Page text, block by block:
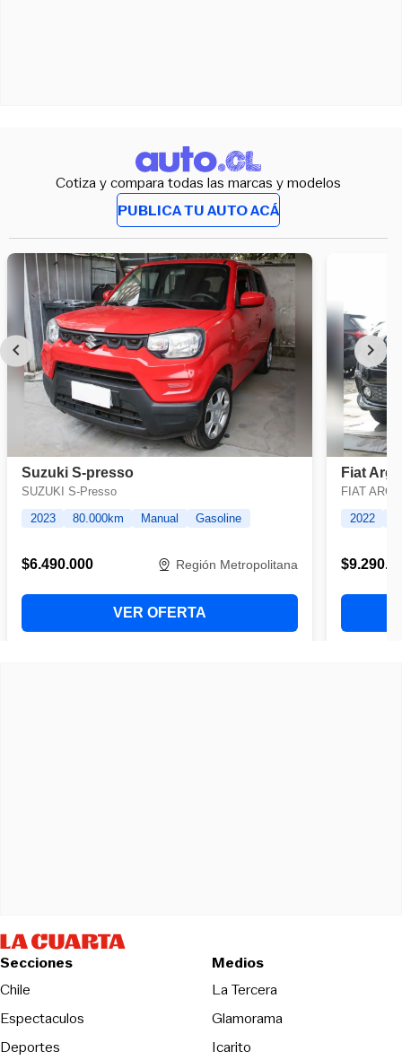
Cotiza y compara todas las marcas y modelos
PUBLICA TU AUTO ACÁ
Secciones
Chile
Espectaculos
Deportes
Medios
La TerceraOpens in new
Glamorama
Icarito